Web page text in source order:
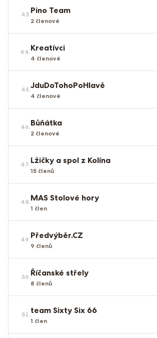
43.Pino Team
2 členové
44.Kreatívci
4 členové
45.JduDoTohoPoHlavě
4 členové
46.Bůňátka
2 členové
47.Lžičky a spol z Kolína
15 členů
48.MAS Stolové hory
1 člen
49.Předvýběr.CZ
9 členů
50.Říčanské střely
8 členů
51.team Sixty Six 66
1 člen